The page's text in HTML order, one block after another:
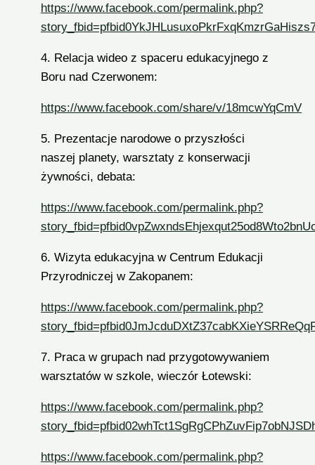
https://www.facebook.com/permalink.php?
4. Relacja wideo z spaceru edukacyjnego z
Boru nad Czerwonem:
https://www.facebook.com/share/v/18mcwYqCmV
5. Prezentacje narodowe o przyszłości
naszej planety, warsztaty z konserwacji
żywności, debata:
https://www.facebook.com/permalink.php?
6. Wizyta edukacyjna w Centrum Edukacji
Przyrodniczej w Zakopanem:
https://www.facebook.com/permalink.php?
7. Praca w grupach nad przygotowywaniem
warsztatów w szkole, wieczór Łotewski:
https://www.facebook.com/permalink.php?
https://www.facebook.com/permalink.php?